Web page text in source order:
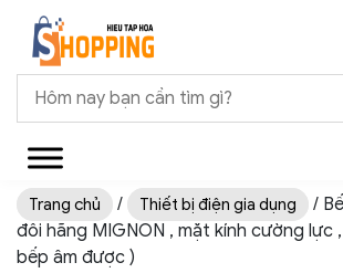
Trang chủ / Thiết bị điện gia dụng
/
đôi hãng MIGNON , mặt kính cường lực
bếp âm được )